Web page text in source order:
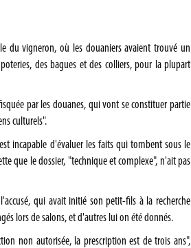
du vigneron, où les douaniers avaient trouvé un
des bagues et des colliers, pour la plupart
par les douanes, qui vont se constituer partie
culturels".
incapable d'évaluer les faits qui tombent sous le
que le dossier, "technique et complexe", n'ait pas
qui avait initié son petit-fils à la recherche
lors de salons, et d'autres lui on été donnés.
non autorisée, la prescription est de trois ans",